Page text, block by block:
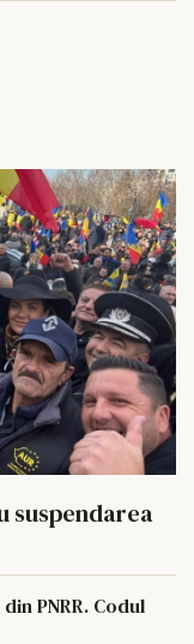
suspendarea
PNRR. Codul